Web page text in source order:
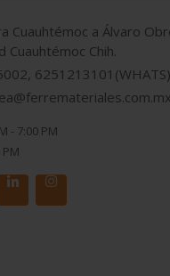
Cuauhtémoc a Álvaro
Cuauhtémoc Chih.
6251213101(WHATS)
- 7:00 PM